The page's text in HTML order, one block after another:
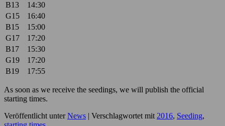
B13
14:30
G15
16:40
B15
15:00
G17
17:20
B17
15:30
G19
17:20
B19
17:55
As soon as we receive the seedings, we will publish the official
starting times.
Veröffentlicht unter News | Verschlagwortet mit 2016, Seeding,